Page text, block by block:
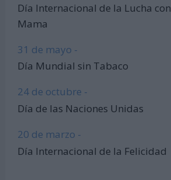
Día Internacional de la Lucha
Mama
31 de mayo -
Día Mundial sin Tabaco
24 de octubre -
Día de las Naciones Unidas
20 de marzo -
Día Internacional de la Felicidad